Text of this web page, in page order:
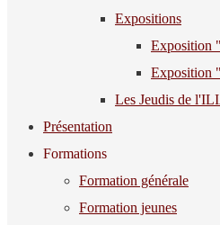
Expositions
Exposition
Exposition
Les Jeudis de
Présentation
Formations
Formation générale
Formation jeunes